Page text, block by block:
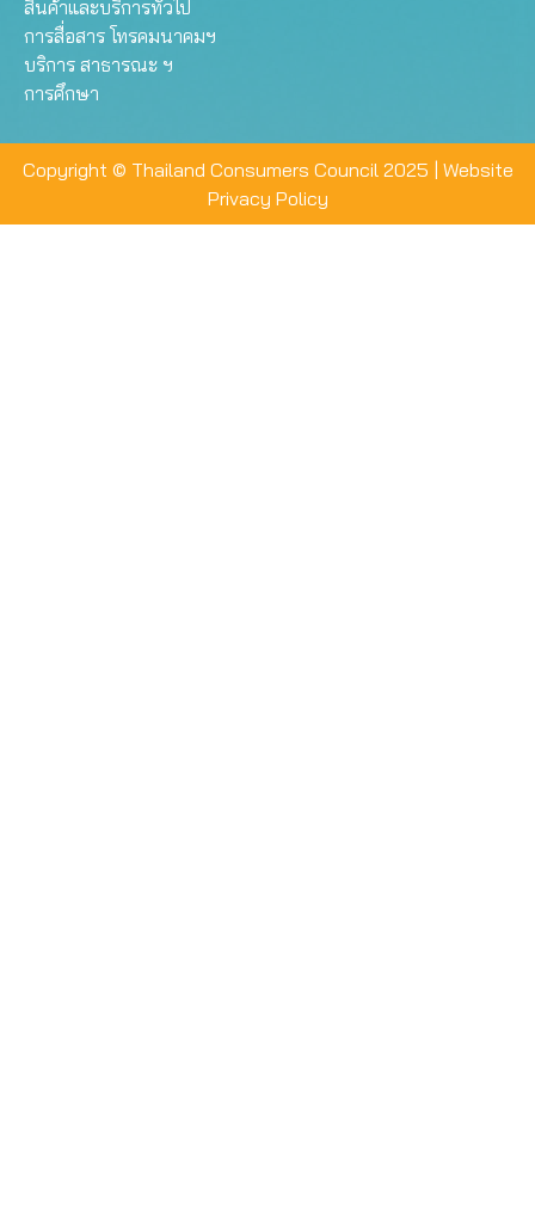
สินค้าและบริการทั่วไป
การสื่อสาร โทรคมนาคมฯ
บริการ สาธารณะ ฯ
การศึกษา
Copyright © Thailand Consumers Council 2025 | Website
Privacy Policy